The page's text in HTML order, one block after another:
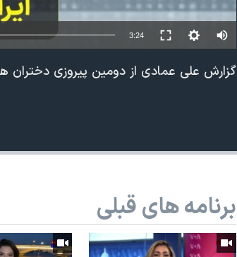
3:24
گزارش علی عمادی از دومین پیروزی دختران
برنامه های قبلی